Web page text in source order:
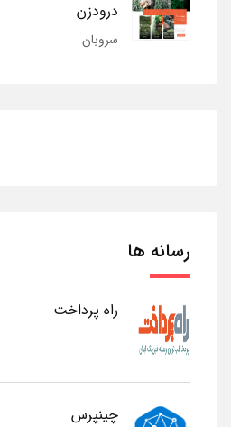
درودزن
سروبان
رسانه ها
راه پرداخت
چینپرس